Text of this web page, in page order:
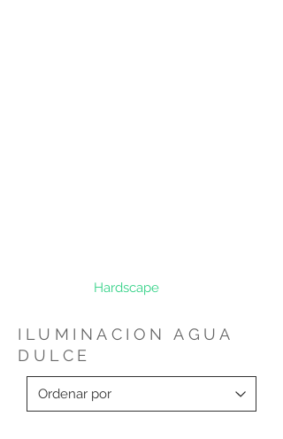
Hardscape
ILUMINACION AGUA
DULCE